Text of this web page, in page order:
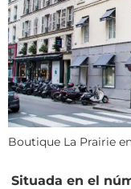
Boutique La Prairie
Situada en el